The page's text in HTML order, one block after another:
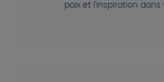
paix et l'inspiration dans